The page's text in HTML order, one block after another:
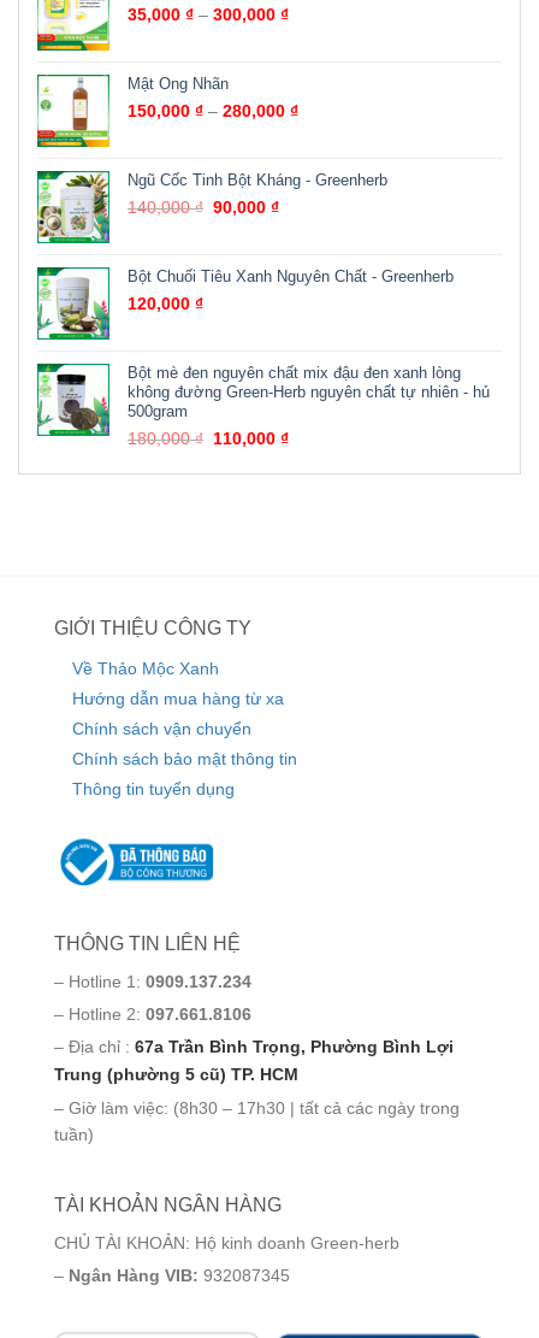
35,000 ₫ – 300,000 ₫
Mật Ong Nhãn
150,000 ₫ – 280,000 ₫
Ngũ Cốc Tinh Bột Kháng - Greenherb
140,000₫ 90,000₫
Bột Chuối Tiêu Xanh Nguyên Chất - Greenherb
120,000 ₫
Bột mè đen nguyên chất mix đậu đen xanh lòng
không đường Green-Herb nguyên chất tự nhiên - hủ
500gram
180,000₫ 110,000₫
GIỚI THIỆU CÔNG TY
Về Thảo Mộc Xanh
Hướng dẫn mua hàng từ xa
Chính sách vận chuyển
Chính sách bảo mật thông tin
Thông tin tuyển dụng
THÔNG TIN LIÊN HỆ
– Hotline 1: 0909.137.234
– Hotline 2: 097.661.8106
– Địa chỉ : 67a Trần Bình Trọng, Phường Bình Lợi
Trung (phường 5 cũ) TP. HCM
– Giờ làm việc: (8h30 – 17h30 | tất cả các ngày trong
tuần)
TÀI KHOẢN NGÂN HÀNG
CHỦ TÀI KHOẢN: Hộ kinh doanh Green-herb
– Ngân Hàng VIB: 932087345